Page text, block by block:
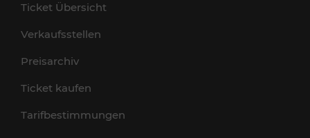
Ticket Übersicht
Verkaufsstellen
Preisarchiv
Ticket kaufen
Tarifbestimmungen